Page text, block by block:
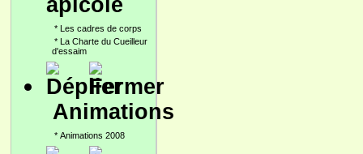
apicole
* Les cadres de corps
* La Charte du Cueilleur
d'essaim
Animations
* Animations 2008